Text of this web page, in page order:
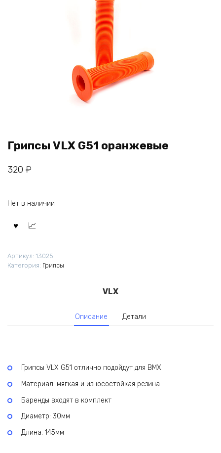
Грипсы VLX G51 оранжевые
320 ₽
Нет в наличии
Артикул: 13025
Категория: Грипсы
VLX
Описание Детали
Грипсы VLX G51 отлично подойдут для BMX
Материал: мягкая и износостойкая резина
Баренды входят в комплект
Диаметр: 30мм
Длина: 145мм